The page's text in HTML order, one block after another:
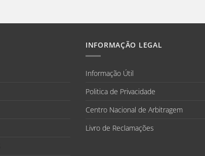
INFORMAÇÃO LEGAL
Informação Útil
Politica de Privacidade
Centro Nacional de Arbitragem
Livro de Reclamações